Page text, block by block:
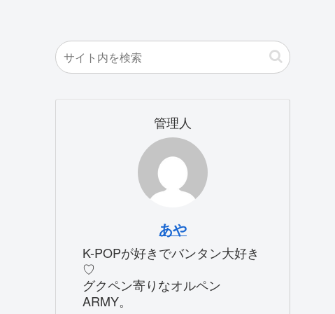
管理人
あや
K-POPが好きでバンタン大好き
♡
グクペン寄りなオルペン
ARMY。